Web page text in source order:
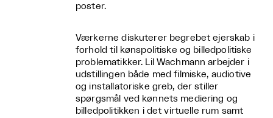
poster.
Værkerne diskuterer begrebet ejerskab i
forhold til kønspolitiske og billedpolitiske
problematikker. Lil Wachmann arbejder i
udstillingen både med filmiske, audiotive
og installatoriske greb, der stiller
spørgsmål ved kønnets mediering og
billedpolitikken i det virtuelle rum samt